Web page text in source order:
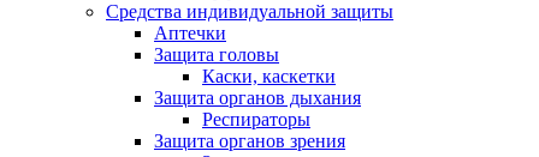
Средства индивидуальной защиты
Аптечки
Защита головы
Каски, каскетки
Защита органов дыхания
Респираторы
Защита органов зрения